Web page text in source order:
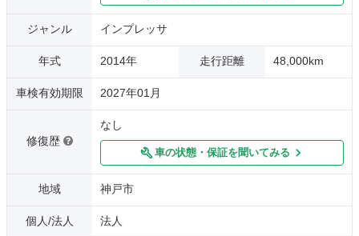
ジャンル インプレッサ
年式 2014年 走行距離 48,000km
車検有効期限 2027年01月
修復歴
なし
車の状態・保証を聞いてみる
地域 神戸市
個人/法人 法人